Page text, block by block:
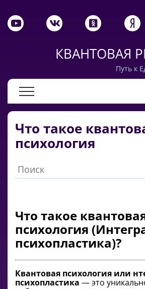
КВАНТОВАЯ
Путь к
Что такое
психология
Что такое
психология
психопластика)?
Квантовая психология или
психопластика — это